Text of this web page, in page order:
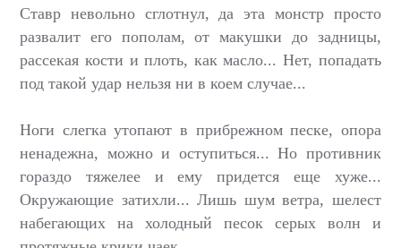
Ставр невольно сглотнул, да эта монстр просто
развалит его пополам, от макушки до задницы,
рассекая кости и плоть, как масло... Нет, попадать
под такой удар нельзя ни в коем случае...
Ноги слегка утопают в прибрежном песке, опора
ненадежна, можно и оступиться... Но противник
гораздо тяжелее и ему придется еще хуже...
Окружающие затихли... Лишь шум ветра, шелест
набегающих на холодный песок серых волн и